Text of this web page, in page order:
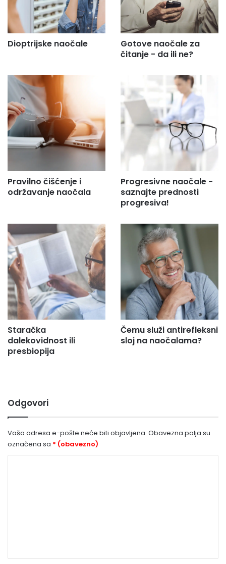
.
Dioptrijske naočale
Gotove naočale za
čitanje - da ili ne?
Pravilno čišćenje i
održavanje naočala
Progresivne naočale -
saznajte prednosti
progresiva!
Staračka
dalekovidnost ili
presbiopija
Čemu služi antirefleksni
sloj na naočalama?
Odgovori
Vaša adresa e-pošte neće biti objavljena. Obavezna polja su
označena sa * (obavezno)